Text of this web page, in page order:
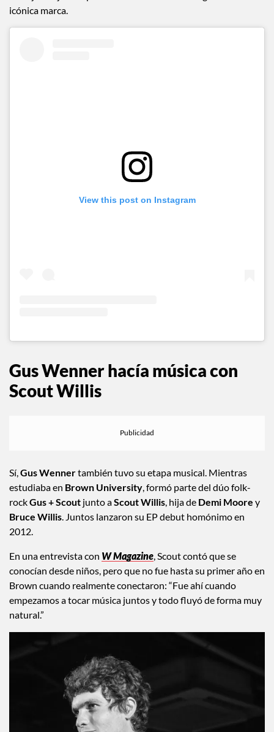
icónica marca.
View this post on Instagram
Gus Wenner hacía música con
Scout Willis
Sí, Gus Wennertambién tuvo su etapa musical. Mientras
estudiaba en Brown University , formó parte del dúo folk-
rockGus + Scout junto aScout Willis , hija de Demi Moore y
Bruce Willis . Juntos lanzaron su EP debut homónimo en
2012.
En una entrevista con W Magazine , Scout contó que se
conocían desde niños, pero que no fue hasta su primer año en
Brown cuando realmente conectaron: “Fue ahí cuando
empezamos a tocar música juntos y todo fluyó de forma muy
natural.”